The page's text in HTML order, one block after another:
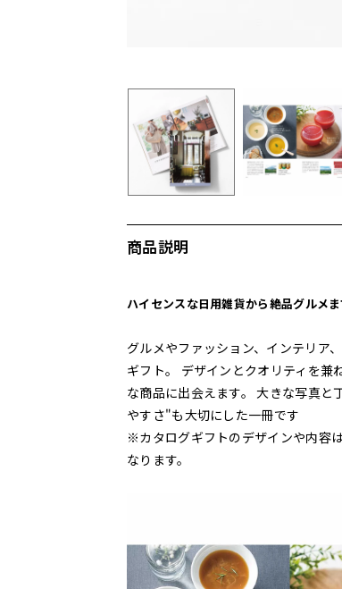
商品説明
ハイセンスな日用雑貨から絶品グルメ
グルメやファッション、インテリア
ギフト。 デザインとクオリティを兼
な商品に出会えます。 大きな写真と
やすさ"も大切にした一冊です
※カタログギフトのデザインや内容
なります。